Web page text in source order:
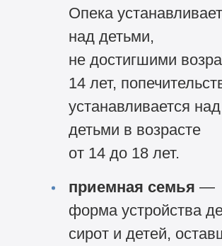
Опека
над детьми,
не достигшими
14 лет,
устанавливается над
детьми в возрасте
от 14 до 18 лет.
приемная семья —
форма устройства
сирот и детей,